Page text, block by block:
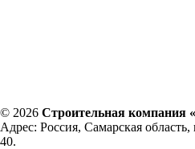
© 2026 Строительная компания
Адрес: Россия, Самарская
40.